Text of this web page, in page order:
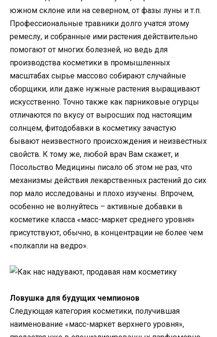
южном склоне или на северном, от фазы луны и т.п.
Профессиональные травники долго учатся этому
ремеслу, и собранные ими растения действительно
помогают от многих болезней, но ведь для
производства косметики в промышленных
масштабах сырье массово собирают случайные
сборщики, или даже нужные растения выращивают
искусственно. Точно также как парниковые огурцы
отличаются по вкусу от выросших под настоящим
солнцем, фитодобавки в косметику зачастую
бывают неизвестного происхождения и неизвестных
свойств. К тому же, любой врач Вам скажет, и
Посольство Медицины писало об этом не раз, что
механизмы действия лекарственных растений до сих
пор мало исследованы и плохо изучены. Впрочем,
особенно не волнуйтесь – активные добавки в
косметике класса «масс-маркет среднего уровня»
присутствуют, обычно, в концентрации не более чем
«полкапли на ведро».
Ловушка для будущих чемпионов
Следующая категория косметики, получившая
наименование «масс-маркет верхнего уровня»,